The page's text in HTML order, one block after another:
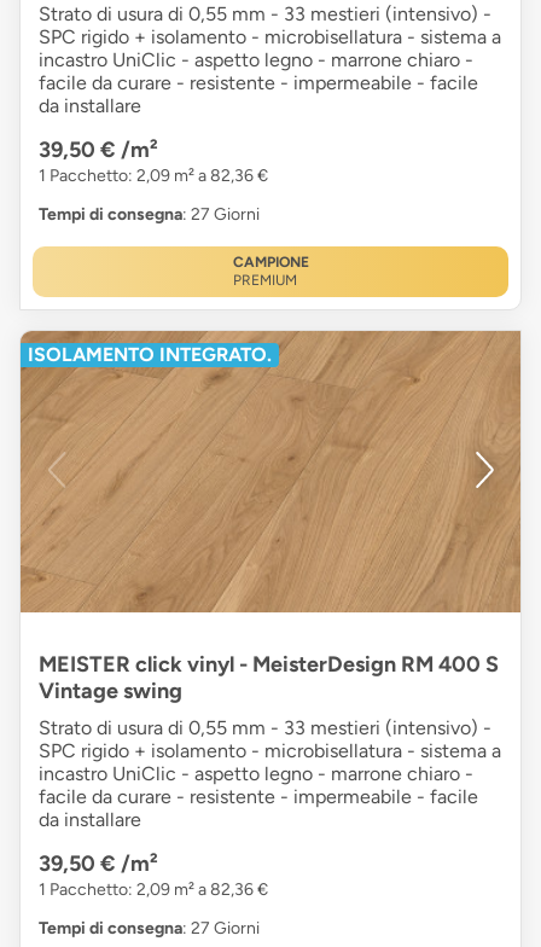
Strato di usura di 0,55 mm - 33 mestieri (intensivo) -
SPC rigido + isolamento - microbisellatura - sistema a
incastro UniClic - aspetto legno - marrone chiaro -
facile da curare - resistente - impermeabile - facile
da installare
39,50 € /m²
1 Pacchetto: 2,09 m² a 82,36 €
Tempi di consegna: 27 Giorni
CAMPIONE
PREMIUM
ISOLAMENTO INTEGRATO.
MEISTER click vinyl - MeisterDesign RM 400 S
Vintage swing
Strato di usura di 0,55 mm - 33 mestieri (intensivo) -
SPC rigido + isolamento - microbisellatura - sistema a
incastro UniClic - aspetto legno - marrone chiaro -
facile da curare - resistente - impermeabile - facile
da installare
39,50 € /m²
1 Pacchetto: 2,09 m² a 82,36 €
Tempi di consegna: 27 Giorni